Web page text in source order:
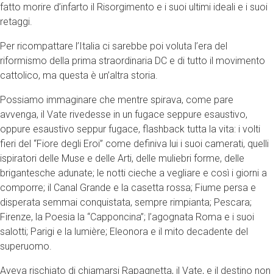
fatto morire d’infarto il Risorgimento e i suoi ultimi ideali e i suoi
retaggi.
Per ricompattare l’Italia ci sarebbe poi voluta l’era del
riformismo della prima straordinaria DC e di tutto il movimento
cattolico, ma questa è un’altra storia.
Possiamo immaginare che mentre spirava, come pare
avvenga, il Vate rivedesse in un fugace seppure esaustivo,
oppure esaustivo seppur fugace, flashback tutta la vita: i volti
fieri del “Fiore degli Eroi” come definiva lui i suoi camerati, quelli
ispiratori delle Muse e delle Arti, delle muliebri forme, delle
brigantesche adunate; le notti cieche a vegliare e così i giorni a
comporre; il Canal Grande e la casetta rossa; Fiume persa e
disperata semmai conquistata, sempre rimpianta; Pescara;
Firenze, la Poesia la “Capponcina”; l’agognata Roma e i suoi
salotti; Parigi e la lumière; Eleonora e il mito decadente del
superuomo.
Aveva rischiato di chiamarsi Rapagnetta, il Vate, e il destino non